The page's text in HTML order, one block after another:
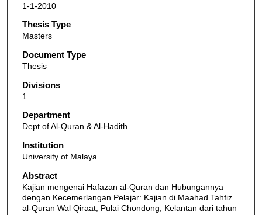
1-1-2010
Thesis Type
Masters
Document Type
Thesis
Divisions
1
Department
Dept of Al-Quran & Al-Hadith
Institution
University of Malaya
Abstract
Kajian mengenai Hafazan al-Quran dan Hubungannya
dengan Kecemerlangan Pelajar: Kajian di Maahad Tahfiz
al-Quran Wal Qiraat, Pulai Chondong, Kelantan dari tahun